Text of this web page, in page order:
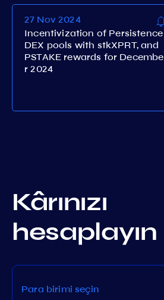
27 Nov 2024
Incentivization of Persistence
DEX pools with stkXPRT, and
PSTAKE rewards for Decembe
r 2024
Kârınızı
hesaplayın
Para birimi seçin